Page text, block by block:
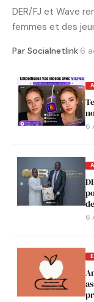
DER/FJ et Wave
femmes et des
Par Socialnetlink·6
6
6